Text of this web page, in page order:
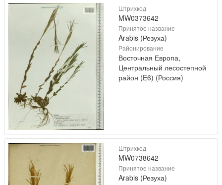
Штрихкод
MW0373642
Принятое название
Arabis (Резуха)
Районирование
Восточная Европа,
Центральный лесостепной
район (E6) (Россия)
Штрихкод
MW0738642
Принятое название
Arabis (Резуха)